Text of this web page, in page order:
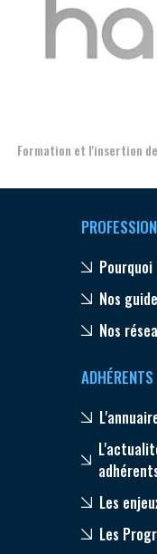
Formation et l'insertion
Nos
Nos
ADHÉRENTS
Les
Les